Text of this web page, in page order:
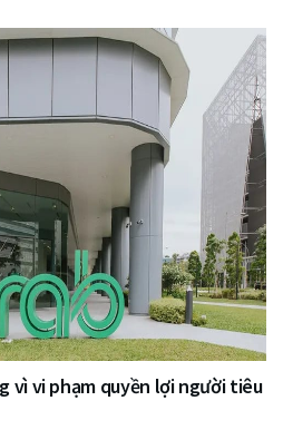
vì vi phạm quyền lợi người tiêu